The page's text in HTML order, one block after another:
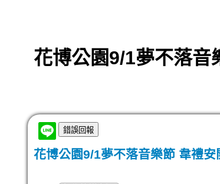
花博公園9/1夢不落
花博公園9/1夢不落音樂節 韋禮